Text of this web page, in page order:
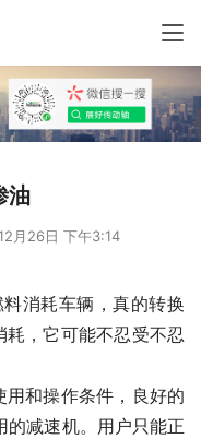
油
月26日 下午3:14
消耗车辆，真的转换
，它可能不忍受不忍
和操作条件，良好的
的减速机。用户只能正